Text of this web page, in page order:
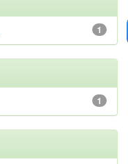
1
1